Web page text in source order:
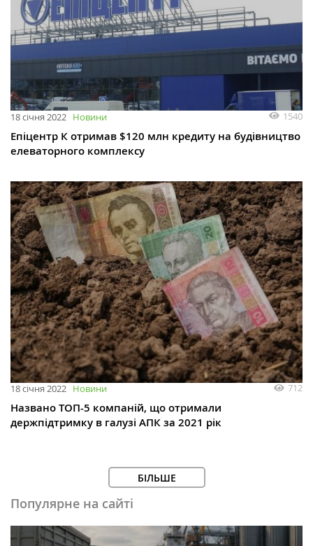
18 січня 2022 Новини 1540
Епіцентр К отримав $120 млн кредиту на будівництво
елеваторного комплексу
18 січня 2022 Новини 712
Названо ТОП-5 компаній, що отримали
держпідтримку в галузі АПК за 2021 рік
БІЛЬШЕ
Популярне на сайті